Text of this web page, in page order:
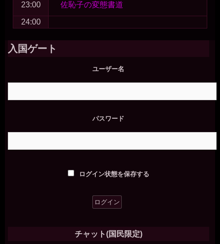
23:00
佐恥子の変態書道
24:00
入国ゲート
ユーザー名
パスワード
ログイン状態を保存する
チャット(国民限定)